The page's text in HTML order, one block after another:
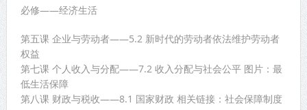
必修——经济生活
第五课 企业与劳动者——5.2 新时代的劳动者依法维护劳动者
权益
第七课 个人收入与分配——7.2 收入分配与社会公平 图片：最
低生活保障
第八课 财政与税收——8.1 国家财政 相关链接：社会保障制度